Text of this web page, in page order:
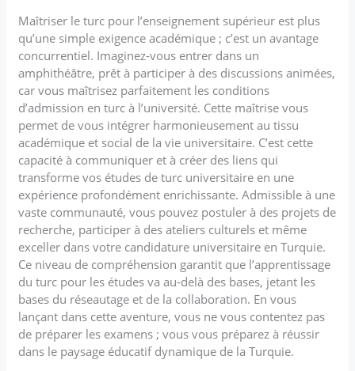
Maîtriser le turc pour l’enseignement supérieur est plus
qu’une simple exigence académique ; c’est un avantage
concurrentiel. Imaginez-vous entrer dans un
amphithéâtre, prêt à participer à des discussions animées,
car vous maîtrisez parfaitement les conditions
d’admission en turc à l’université. Cette maîtrise vous
permet de vous intégrer harmonieusement au tissu
académique et social de la vie universitaire. C’est cette
capacité à communiquer et à créer des liens qui
transforme vos études de turc universitaire en une
expérience profondément enrichissante. Admissible à une
vaste communauté, vous pouvez postuler à des projets de
recherche, participer à des ateliers culturels et même
exceller dans votre candidature universitaire en Turquie.
Ce niveau de compréhension garantit que l’apprentissage
du turc pour les études va au-delà des bases, jetant les
bases du réseautage et de la collaboration. En vous
lançant dans cette aventure, vous ne vous contentez pas
de préparer les examens ; vous vous préparez à réussir
dans le paysage éducatif dynamique de la Turquie.